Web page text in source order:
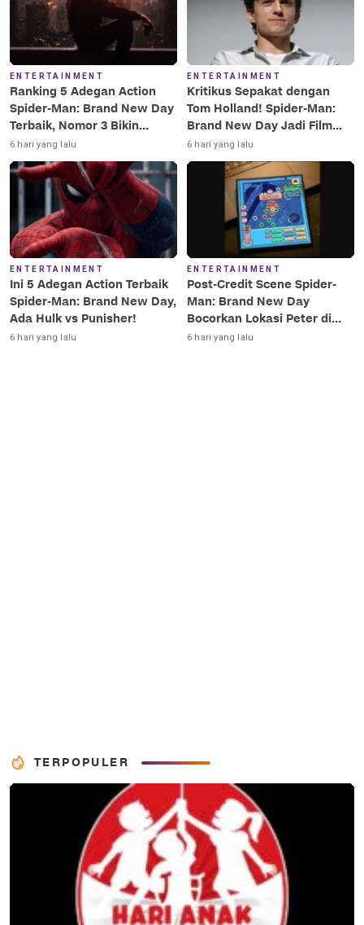
ENTERTAINMENT
Ranking 5 Adegan Action
Spider-Man: Brand New Day
Terbaik, Nomor 3 Bikin
Terkesima!
6 hari yang lalu
ENTERTAINMENT
Kritikus Sepakat dengan
Tom Holland! Spider-Man:
Brand New Day Jadi Film
Terbaik Era MCU
6 hari yang lalu
ENTERTAINMENT
Ini 5 Adegan Action Terbaik
Spider-Man: Brand New Day,
Ada Hulk vs Punisher!
6 hari yang lalu
ENTERTAINMENT
Post-Credit Scene Spider-
Man: Brand New Day
Bocorkan Lokasi Peter di
Luar Angkasa!
6 hari yang lalu
TERPOPULER